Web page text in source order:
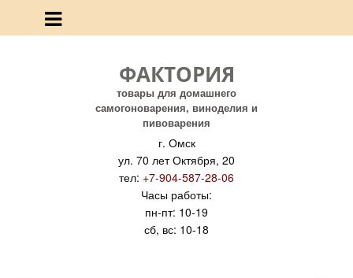
ФАКТОРИЯ
товары для домашнего
самогоноварения, виноделия и
пивоварения
г. Омск
ул. 70 лет Октября, 20
тел: +7-904-587-28-06
Часы работы:
пн-пт: 10-19
сб, вс: 10-18